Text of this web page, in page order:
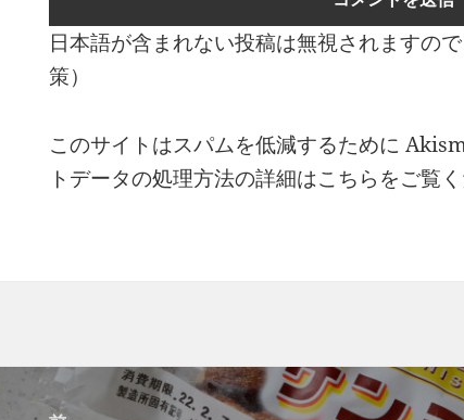
日本語が含まれない投稿は無視されますの
策）
このサイトはスパムを低減するために
トデータの処理方法の詳細はこちらをご覧